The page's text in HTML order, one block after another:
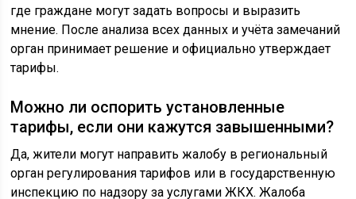
где граждане могут задать вопросы и выразить
мнение. После анализа всех данных и учёта замечаний
орган принимает решение и официально утверждает
тарифы.
Можно ли оспорить установленные
тарифы, если они кажутся завышенными?
Да, жители могут направить жалобу в региональный
орган регулирования тарифов или в государственную
инспекцию по надзору за услугами ЖКХ. Жалоба